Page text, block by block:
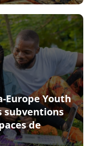
Europe Youth
subventions
de